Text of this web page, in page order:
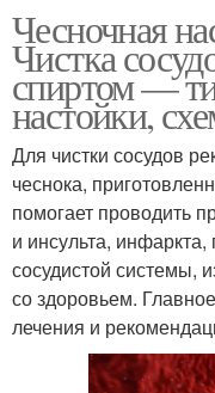
Чесночная
Чистка
спиртом —
настойки,
Для чистки сосудов
чеснока,
помогает проводить
и инсульта,
сосудистой системы,
со здоровьем.
лечения и